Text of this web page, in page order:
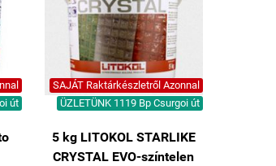
út
SAJÁT Raktárkészletről Azonnal
ÜZLETÜNK 1119 Bp Csurgoi út
5 kg LITOKOL STARLIKE
CRYSTAL EVO-színtelen